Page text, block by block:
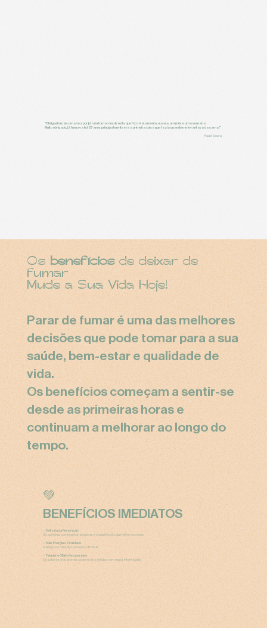
"Obrigado mais uma vez por já não fumar desde o dia que fiz o tratamento, ou seja, um mês e uma semana.
Muito obrigado, já fumava há 27 anos principalmente era a primeira coisa que fazia quando me levantava da cama."
Paulo Sousa
Osbenefícios de deixar de
fumar
Mude a Sua Vida Hoje!
Parar de fumar é uma das melhores
decisões que pode tomar para a sua
saúde, bem-estar e qualidade de
vida.
Os benefícios começam a sentir-se
desde as primeiras horas e
continuam a melhorar ao longo do
tempo.
✅Melhoria da Respiração
Os pulmões começam a recuperar e o oxigénio circula melhor no corpo.
✅Mais Energia e Vitalidade
A fadiga e o cansaço tendem a diminuir.
Paladar e Olfato Recuperados
Os sabores e os aromas podem ser sentidos com maior intensidade.
💚
BENEFÍCIOS IMEDIATOS